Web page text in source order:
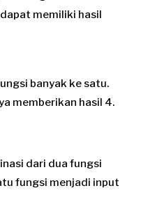
memiliki hasil
banyak ke satu.
memberikan hasil 4.
dari dua fungsi
fungsi menjadi input